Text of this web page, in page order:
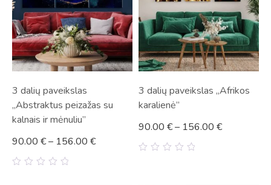
3 dalių paveikslas
„Abstraktus peizažas su
kalnais ir mėnuliu”
90.00 €– 156.00 €
3 dalių paveikslas „Afrikos
karalienė”
90.00 €– 156.00 €